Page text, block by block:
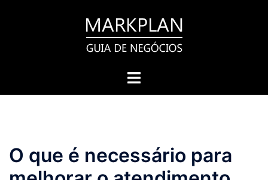
Toggle
O que é necessário para